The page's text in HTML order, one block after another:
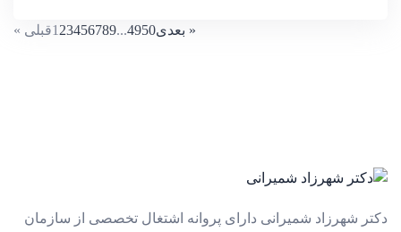
« قبلی1 23456789...4950 بعدی »
دکتر شهرزاد شمیرانی دارای پروانه اشتغال تخصصی از سازمان